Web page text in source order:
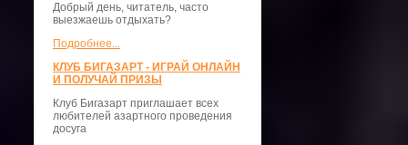
Добрый день, читатель, часто
выезжаешь отдыхать?
Подробнее...
КЛУБ БИГАЗАРТ - ИГРАЙ ОНЛАЙН
И ПОЛУЧАЙ ПРИЗЫ
Клуб Бигазарт приглашает всех
любителей азартного проведения
досуга